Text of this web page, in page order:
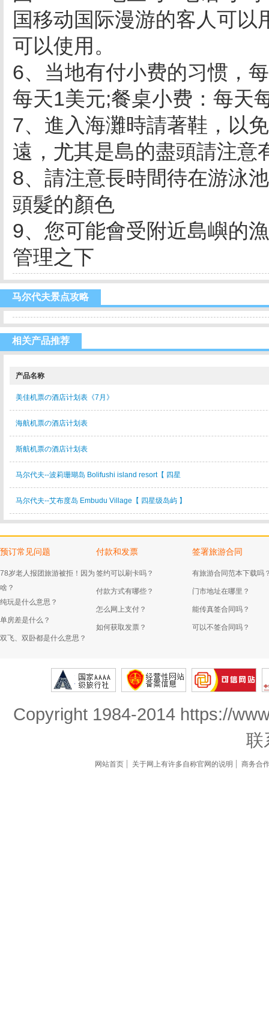
国移动国际漫游的客人可
可以使用。
6、当地有付小费的习惯，
每天1美元;餐桌小费：每天
7、進入海灘時請著鞋，以
遠，尤其是島的盡頭請注意
8、請注意長時間待在游泳
頭髮的顏色
9、您可能會受附近島嶼的
管理之下
马尔代夫景点攻略
相关产品推荐
产品名称
美佳机票の酒店计划表《7月》
海航机票の酒店计划表
斯航机票の酒店计划表
马尔代夫--波莉珊瑚岛 Bolifushi island resort【 四星
马尔代夫--艾布度岛 Embudu Village【 四星级岛屿 】
预订常见问题
78岁老人报团旅游被拒！因为
啥？
纯玩是什么意思？
单房差是什么？
双飞、双卧都是什么意思？
付款和发票
签约可以刷卡吗？
付款方式有哪些？
怎么网上支付？
如何获取发票？
签署旅游合同
有旅游合同范本下载吗
门市地址在哪里？
能传真签合同吗？
可以不签合同吗？
Copyright 1984-2014 https://
联
网站首页 关于网上有许多自称官网的说明 商务合